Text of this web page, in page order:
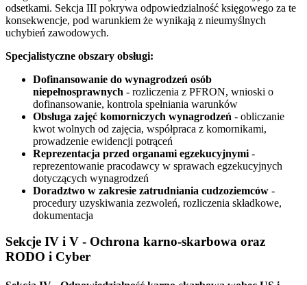
odsetkami. Sekcja III pokrywa odpowiedzialność księgowego za te
konsekwencje, pod warunkiem że wynikają z nieumyślnych
uchybień zawodowych.
Specjalistyczne obszary obsługi:
Dofinansowanie do wynagrodzeń osób
niepełnosprawnych - rozliczenia z PFRON, wnioski o
dofinansowanie, kontrola spełniania warunków
Obsługa zajęć komorniczych wynagrodzeń - obliczanie
kwot wolnych od zajęcia, współpraca z komornikami,
prowadzenie ewidencji potrąceń
Reprezentacja przed organami egzekucyjnymi -
reprezentowanie pracodawcy w sprawach egzekucyjnych
dotyczących wynagrodzeń
Doradztwo w zakresie zatrudniania cudzoziemców -
procedury uzyskiwania zezwoleń, rozliczenia składkowe,
dokumentacja
Sekcje IV i V - Ochrona karno-skarbowa oraz
RODO i Cyber